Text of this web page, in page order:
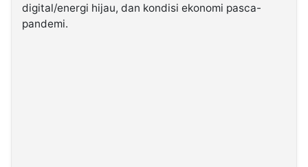
Kabarbaru
Media
Holding
digital/energi hijau, dan kondisi ekonomi pasca-
pandemi.